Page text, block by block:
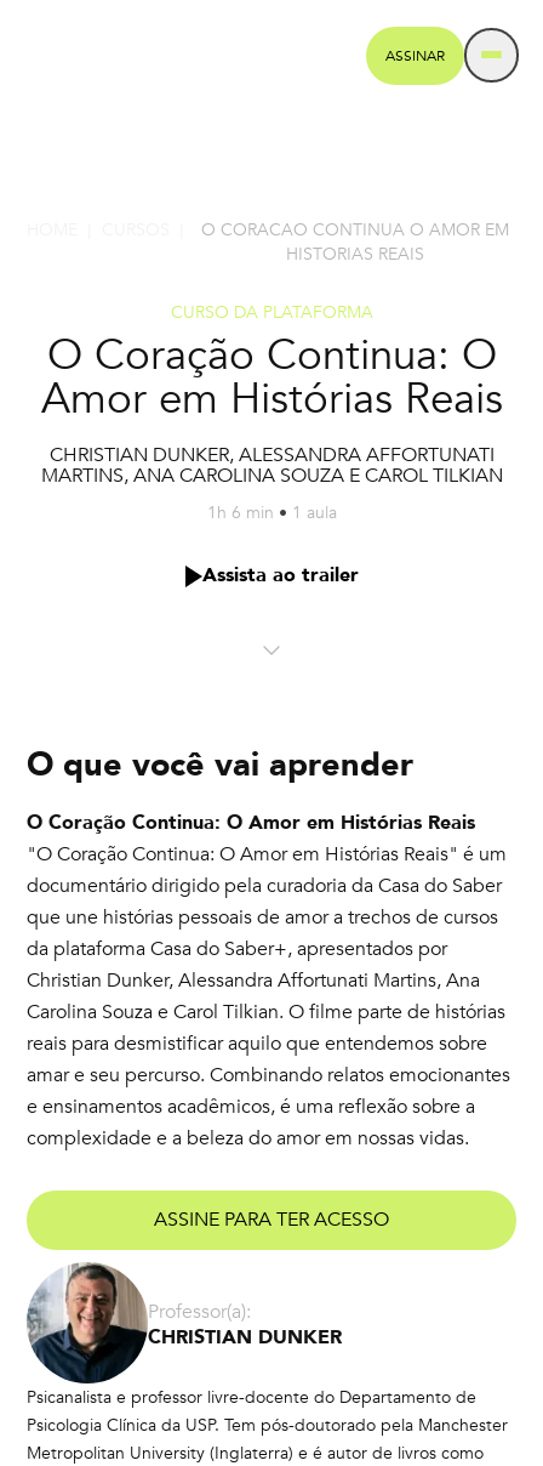
ASSINAR
O CORACAO CONTINUA O AMOR EM
HISTORIAS REAIS
CURSO DA PLATAFORMA
O Coração Continua: O
Amor em Histórias Reais
CHRISTIAN DUNKER, ALESSANDRA AFFORTUNATI
MARTINS, ANA CAROLINA SOUZA E CAROL TILKIAN
1h 6 min • 1 aula
Assista ao trailer
O que você vai aprender
O Coração Continua: O Amor em Histórias Reais
"O Coração Continua: O Amor em Histórias Reais" é um
documentário dirigido pela curadoria da Casa do Saber
que une histórias pessoais de amor a trechos de cursos
da plataforma Casa do Saber+, apresentados por
Christian Dunker, Alessandra Affortunati Martins, Ana
Carolina Souza e Carol Tilkian. O filme parte de histórias
reais para desmistificar aquilo que entendemos sobre
amar e seu percurso. Combinando relatos emocionantes
e ensinamentos acadêmicos, é uma reflexão sobre a
complexidade e a beleza do amor em nossas vidas.
ASSINE PARA TER ACESSO
Professor(a):
CHRISTIAN DUNKER
Psicanalista e professor livre-docente do Departamento de
Psicologia Clínica da USP. Tem pós-doutorado pela Manchester
Metropolitan University (Inglaterra) e é autor de livros como